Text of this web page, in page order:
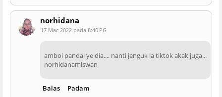
norhidana
17 Mac 2022 pada 8:40 PG
amboi pandai ye dia.... nanti jenguk la tiktok akak juga...
norhidanamiswan
Balas Padam